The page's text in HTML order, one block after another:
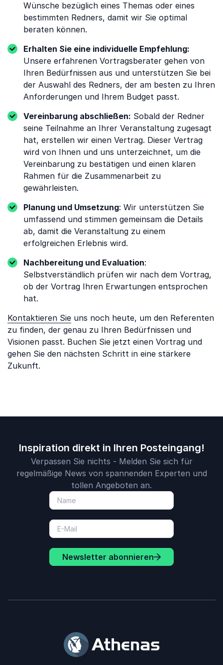
Wünsche bezüglich eines Themas oder eines
bestimmten Redners, damit wir Sie optimal
beraten können.
Erhalten Sie eine individuelle Empfehlung:
Unsere erfahrenen Vortragsberater gehen von
Ihren Bedürfnissen aus und unterstützen Sie bei
der Auswahl des Redners, der am besten zu Ihren
Anforderungen und Ihrem Budget passt.
Vereinbarung abschließen: Sobald der Redner
seine Teilnahme an Ihrer Veranstaltung zugesagt
hat, erstellen wir einen Vertrag. Dieser Vertrag
wird von Ihnen und uns unterzeichnet, um die
Vereinbarung zu bestätigen und einen klaren
Rahmen für die Zusammenarbeit zu
gewährleisten.
Planung und Umsetzung: Wir unterstützen Sie
umfassend und stimmen gemeinsam die Details
ab, damit die Veranstaltung zu einem
erfolgreichen Erlebnis wird.
Nachbereitung und Evaluation:
Selbstverständlich prüfen wir nach dem Vortrag,
ob der Vortrag Ihren Erwartungen entsprochen
hat.
Kontaktieren Sie uns noch heute, um den Referenten
zu finden, der genau zu Ihren Bedürfnissen und
Visionen passt. Buchen Sie jetzt einen Vortrag und
gehen Sie den nächsten Schritt in eine stärkere
Zukunft.
Inspiration direkt in Ihren Posteingang!
Verpassen Sie nichts - Melden Sie sich für
regelmäßige News von spannenden Experten und
tollen Angeboten an.
Newsletter abonnieren